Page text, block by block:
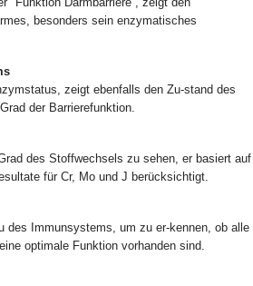
besonders sein enzymatisches
zeigt ebenfalls den Zu-stand des
der Barrierefunktion.
des Stoffwechsels zu sehen, er basiert auf
für Cr, Mo und J berücksichtigt.
des Immunsystems, um zu er-kennen, ob alle
optimale Funktion vorhanden sind.